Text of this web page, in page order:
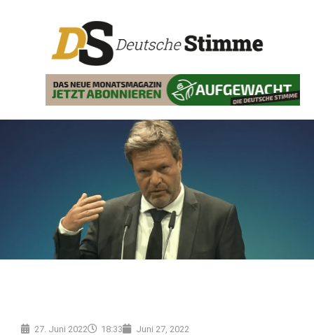
27. Juni 2022 18:33 Juni 27, 2022